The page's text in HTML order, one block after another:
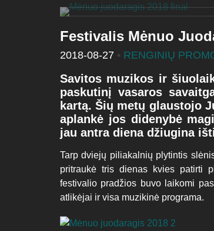
Festivalis Mėnuo
2018-08-27 • RENGINIŲ
Savitos muzikos ir
paskutinį vasaros
kartą. Šių metų glaustojo
aplankė jos didenybė
jau antra diena džiugina
Tarp dviejų piliakalnių plytintis
pritraukė tris dienas kvies patirti
festivalio pradžios buvo laikomi
atlikėjai ir visa muzikinė programa.